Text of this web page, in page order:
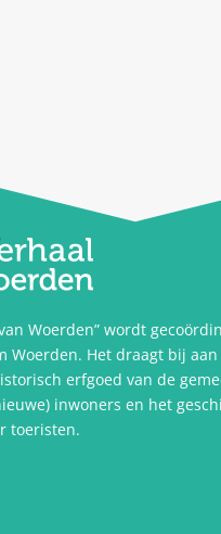
Woerden” wordt
Woerden. Het draagt bij
erfgoed van de
inwoners en het
toeristen.